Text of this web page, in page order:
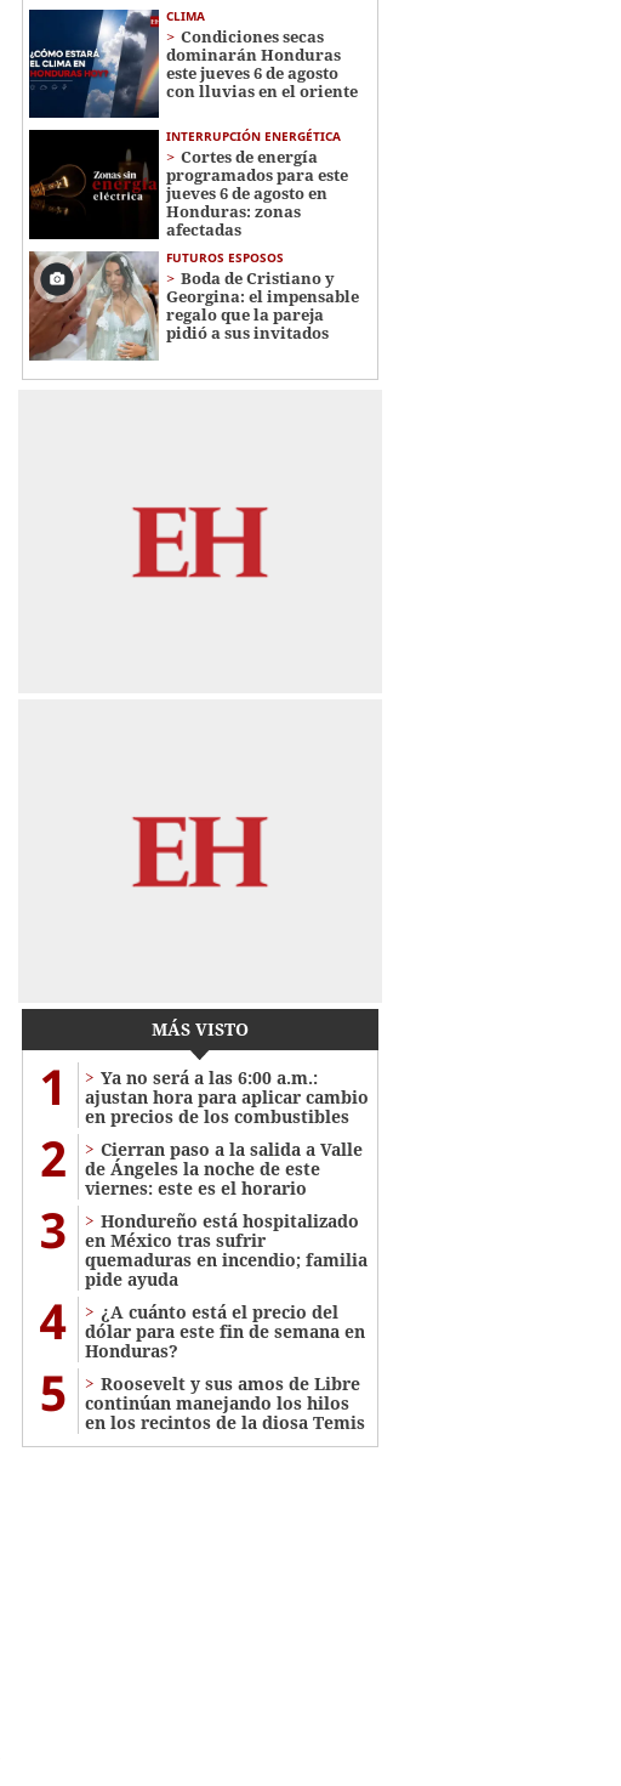
CLIMA
Condiciones secas
dominarán Honduras
este jueves 6 de agosto
con lluvias en el oriente
INTERRUPCIÓN ENERGÉTICA
Cortes de energía
programados para este
jueves 6 de agosto en
Honduras: zonas
afectadas
FUTUROS ESPOSOS
Boda de Cristiano y
Georgina: el impensable
regalo que la pareja
pidió a sus invitados
MÁS VISTO
1
Ya no será a las 6:00 a.m.:
ajustan hora para aplicar cambio
en precios de los combustibles
2
Cierran paso a la salida a Valle
de Ángeles la noche de este
viernes: este es el horario
3
Hondureño está hospitalizado
en México tras sufrir
quemaduras en incendio; familia
pide ayuda
4
¿A cuánto está el precio del
dólar para este fin de semana en
Honduras?
5
Roosevelt y sus amos de Libre
continúan manejando los hilos
en los recintos de la diosa Temis